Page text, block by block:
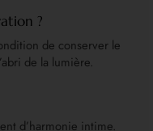
?
de conserver le
de la lumière.
d’harmonie intime.